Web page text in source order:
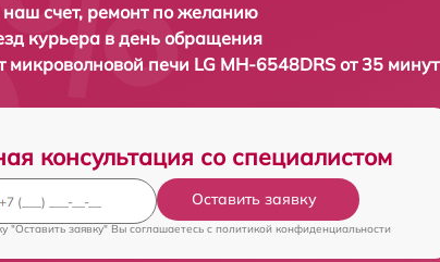
счет, ремонт по желанию
курьера в день обращения
микроволновой печи LG MH-6548DRS от 35 минут
консультация со специалистом
Оставить заявку
"Оставить заявку" Вы соглашаетесь c политикой конфиденциальности